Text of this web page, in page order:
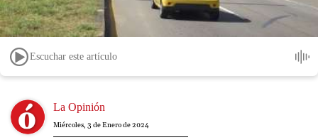
Escuchar este artículo
Image La Opinión
Miércoles, 3 de Enero de 2024